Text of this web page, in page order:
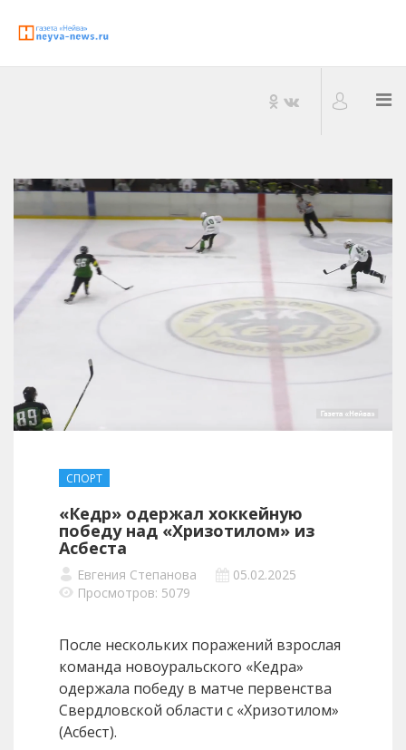
СПОРТ
«Кедр» одержал хоккейную
победу над «Хризотилом» из
Асбеста
Евгения Степанова
05.02.2025
Просмотров: 5079
После нескольких поражений взрослая
команда новоуральского «Кедра»
одержала победу в матче первенства
Свердловской области с «Хризотилом»
(Асбест).